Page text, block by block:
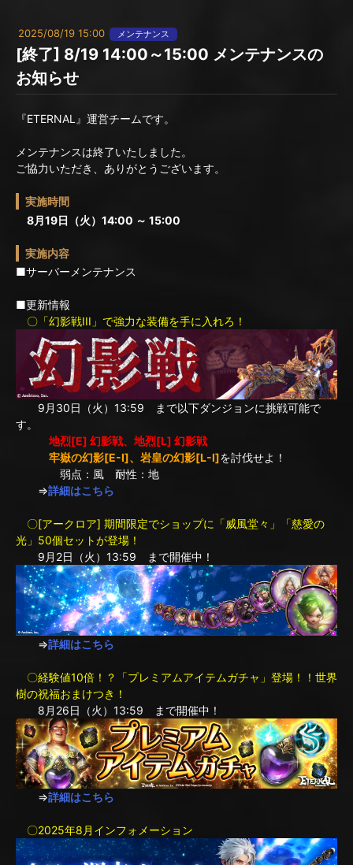
2025/08/19 15:00 メンテナンス
[終了] 8/19 14:00～15:00 メンテナンスの
お知らせ
『ETERNAL』運営チームです。
メンテナンスは終了いたしました。
ご協力いただき、ありがとうございます。
実施時間
8月19日（火）14:00 ～ 15:00
実施内容
■サーバーメンテナンス
■更新情報
〇「幻影戦III」で強力な装備を手に入れろ！
9月30日（火）13:59 まで以下ダンジョンに挑戦可能で
す。
地烈[E] 幻影戦、地烈[L] 幻影戦
牢嶽の幻影[E-I]、岩皇の幻影[L-I]を討伐せよ！
弱点：風 耐性：地
⇒詳細はこちら
〇[アークロア] 期間限定でショップに「威風堂々」「慈愛の
光」50個セットが登場！
9月2日（火）13:59 まで開催中！
⇒詳細はこちら
〇経験値10倍！？「プレミアムアイテムガチャ」登場！！世界
樹の祝福おまけつき！
8月26日（火）13:59 まで開催中！
⇒詳細はこちら
〇2025年8月インフォメーション